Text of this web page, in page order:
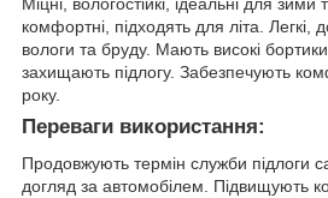
Міцні, вологостійкі, ідеальні для
комфортні, підходять для літа. Легкі,
вологи та бруду. Мають високі
захищають підлогу. Забезпечують
року.
Переваги використання:
Продовжують термін служби підлоги
догляд за автомобілем. Підвищують